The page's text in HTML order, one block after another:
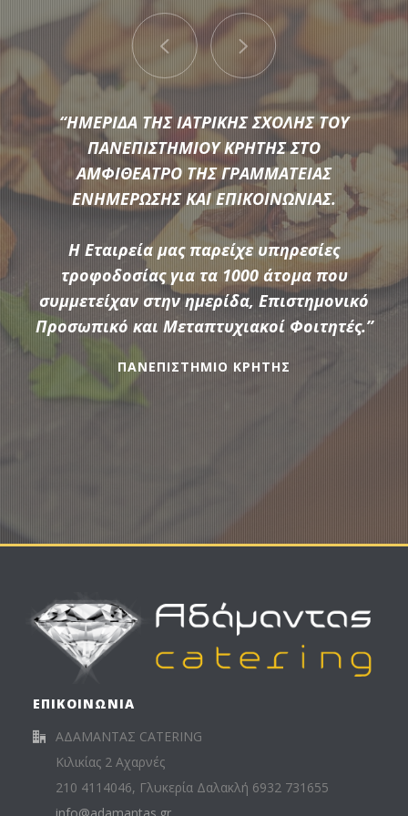
Μια μεγάλη ποικιλία από τις πιο σύγχρονες προτάσεις της
αγοράς συνθέτουν τον εξοπλισμό που διαθέτει η
Αδάμαντας Catering για να υποστηρίξουμε τις ξεχωριστές
ανάγκες κάθε εκδήλωσης.
ΠΕΡΙΣΣΟΤΕΡΑ
“ΗΜΕΡΙΔΑ ΤΗΣ ΙΑΤΡΙΚΗΣ ΣΧΟΛΗΣ ΤΟΥ
ΠΑΝΕΠΙΣΤΗΜΙΟΥ ΚΡΗΤΗΣ ΣΤΟ
ΑΜΦΙΘΕΑΤΡΟ ΤΗΣ ΓΡΑΜΜΑΤΕΙΑΣ
ΕΝΗΜΕΡΩΣΗΣ ΚΑΙ ΕΠΙΚΟΙΝΩΝΙΑΣ.
Η Εταιρεία μας παρείχε υπηρεσίες
τροφοδοσίας για τα 1000 άτομα που
συμμετείχαν στην ημερίδα, Επιστημονικό
Προσωπικό και Μεταπτυχιακοί Φοιτητές.”
ΠΑΝΕΠΙΣΤΗΜΙΟ ΚΡΗΤΗΣ
“ΠΑΡΟΧΗ ΥΠΗΡΕΣΙΩΝ ΕΣΤΙΑΣΗΣ ΚΑΤΑ ΤΗ
ΔΙΟΡΓΑΝΩΣΗ 5 ΕΠΙΜΟΡΦΩΤΙΚΩΝ
ΣΕΜΙΝΑΡΙΩΝ ΤΑ ΟΠΟΙΑ ΔΙΕΞΗΧΘΗΚΑΝ ΑΠΟ
ΤΟ «ΙΝΣΤΙΤΟΥΤΟ ΕΚΠΑΙΔΕΥΤΙΚΗΣ
ΠΟΛΙΤΙΚΗΣ ΥΠΟ ΤΗΝ ΕΠΟΠΤΕΙΑ ΤΟΥ
ΥΠΟΥΡΓΕΙΟΥ ΠΑΙΔΕΙΑΣ & ΘΡΗΣΚΕΥΜΑΤΩΝ»
Η Αδάμαντας Catering παρείχε υπηρεσίες
τροφοδοσίας coffee break και lunch break
,σε 200 συμμετέχοντες επιμορφούμενους .
συνολικά.”
ΕΠΙΚΟΙΝΩΝΙΑ
ΑΔΑΜΑΝΤΑΣ CATERING
Κιλικίας 2 Αχαρνές
210 4114046, Γλυκερία Δαλακλή 6932 731655